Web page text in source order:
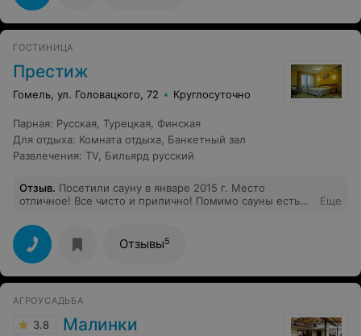
ГОСТИНИЦА
Престиж
Гомель, ул. Головацкого, 72 Круглосуточно
Парная: Русская, Турецкая, Финская
Для отдыха: Комната отдыха, Банкетный зал
Развлечения: TV, Бильярд русский
Отзыв. Посетили сауну в январе 2015 г. Место
отличное! Все чисто и прилично! Помимо сауны есть
очень мало саун,где бы был такой бассейн!Но
минус,что не глубокий. Тепло и уютно,обязательно
придем еще!2 часа посещения с одной сауной стоит 1
млн. Если с двумя,то 1 млн 200, три за 1 млн 400.
Сауны финская,русская,турецкая на выбор. Немного
круглосуточно,по предварительной записи и без
предоплат!
Еще
Отзывы5
АГРОУСАДЬБА
3.8 Малинки